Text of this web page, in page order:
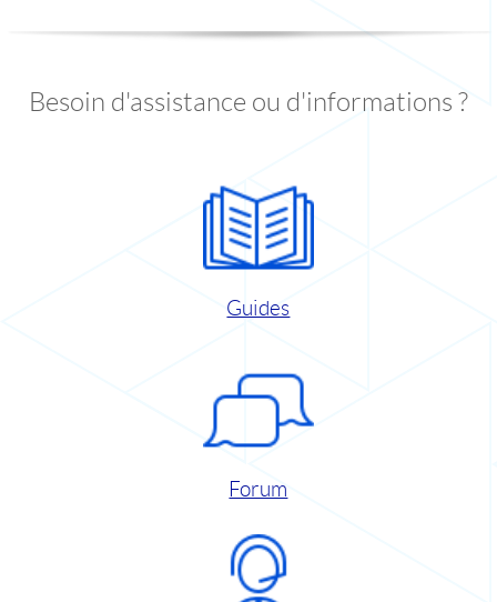
Besoin d'assistance ou d'informations ?
Guides
Forum